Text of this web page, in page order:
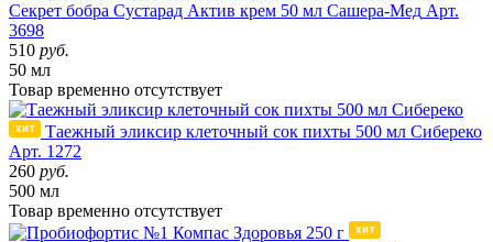
Секрет бобра Сустарад Актив крем 50 мл Сашера-Мед Арт.
3698
510 руб.
50 мл
Товар временно отсутствует
Таежный эликсир клеточный сок пихты 500 мл Сибереко
Арт. 1272
260 руб.
500 мл
Товар временно отсутствует